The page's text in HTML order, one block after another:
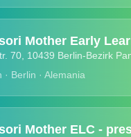
Mother Early
70, 10439 Berlin-Bezirk
· Berlin · Alemania
Mother ELC -